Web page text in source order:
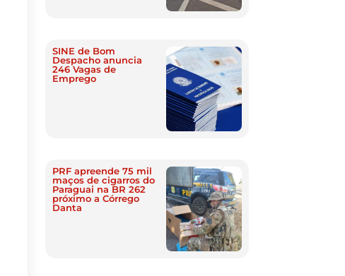
SINE de Bom
Despacho anuncia
246 Vagas de
Emprego
PRF apreende 75 mil
maços de cigarros do
Paraguai na BR 262
próximo a Córrego
Danta